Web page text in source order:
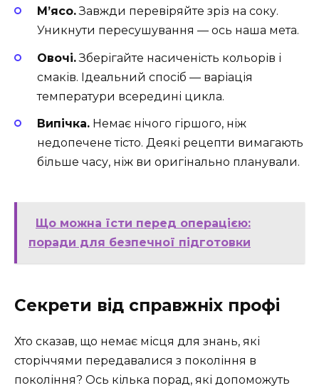
М’ясо.Завжди перевіряйте зріз на соку.
Уникнути пересушування — ось наша мета.
Овочі.Зберігайте насиченість кольорів і
смаків. Ідеальний спосіб — варіація
температури всередині цикла.
Випічка. Немає нічого гіршого, ніж
недопечене тісто. Деякі рецепти вимагають
більше часу, ніж ви оригінально планували.
Що можна їсти перед операцією:
поради для безпечної підготовки
Секрети від справжніх профі
Хто сказав, що немає місця для знань, які
сторіччями передавалися з покоління в
покоління? Ось кілька порад, які допоможуть